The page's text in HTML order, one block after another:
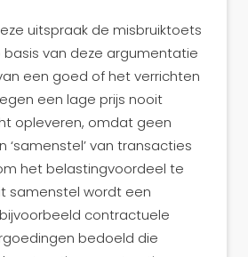
uitspraak de misbruiktoets
basis van deze argumentatie
een goed of het verrichten
een lage prijs nooit
opleveren, omdat geen
‘samenstel’ van transacties
het belastingvoordeel te
samenstel wordt een
contractuele
bedoeld die